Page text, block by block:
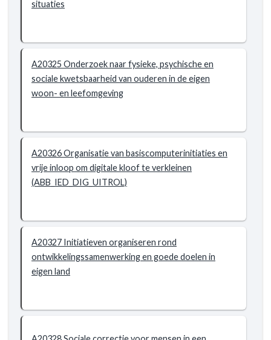
situaties
A20325 Onderzoek naar fysieke, psychische en
sociale kwetsbaarheid van ouderen in de eigen
woon- en leefomgeving
A20326 Organisatie van basiscomputerinitiaties en
vrije inloop om digitale kloof te verkleinen
(ABB_IED_DIG_UITROL)
A20327 Initiatieven organiseren rond
ontwikkelingssamenwerking en goede doelen in
eigen land